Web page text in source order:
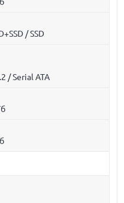
/ SSD
/ Serial ATA